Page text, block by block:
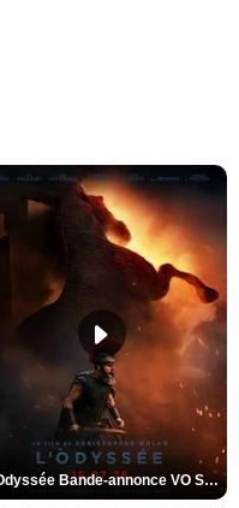
L'Odyssée Bande-annonce VO STFR